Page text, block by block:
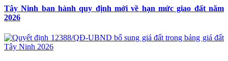
Tây Ninh ban hành quy định mới về hạn mức giao đất năm
2026